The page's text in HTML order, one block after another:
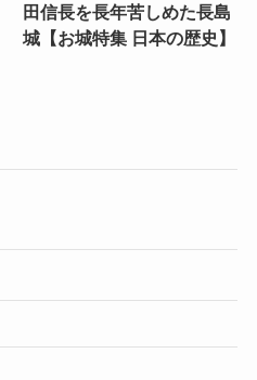
田信長を長年苦しめた長島
城【お城特集 日本の歴史】